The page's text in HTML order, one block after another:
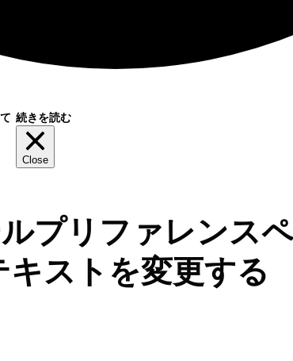
続きを読む
Close
プリファレンス
ストを変更する